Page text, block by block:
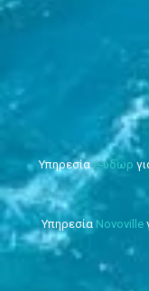
Υπηρεσίαe-ύδωρ
Υπηρεσία Novoville